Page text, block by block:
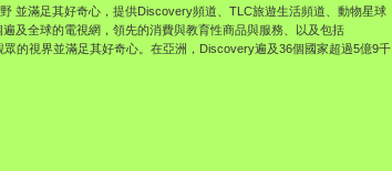
並滿足其好奇心，提供Discovery頻道、TLC旅遊生活頻道、動物星球
及全球的電視網，領先的消費與教育性商品與服務、以及包括
的視界並滿足其好奇心。在亞洲，Discovery遍及36個國家超過5億9千